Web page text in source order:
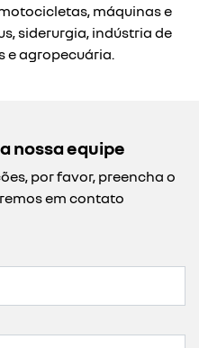
máquinas e
siderurgia, indústria de
e agropecuária.
nossa equipe
por favor, preencha o
em contato